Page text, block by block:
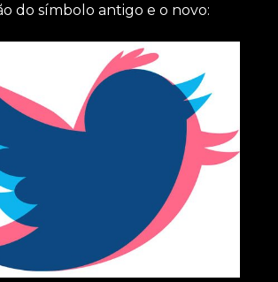
do símbolo antigo e o novo: